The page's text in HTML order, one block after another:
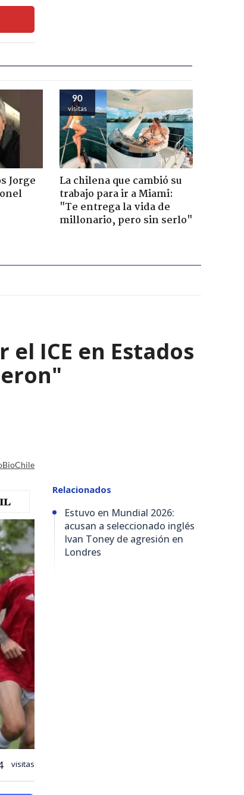
Jorge
90
visitas
La chilena que cambió su
trabajo para ir a Miami:
"Te entrega la vida de
millonario, pero sin serlo"
ICE en Estados
visitas
Relacionados
Estuvo en Mundial 2026:
acusan a seleccionado inglés
Ivan Toney de agresión en
Londres